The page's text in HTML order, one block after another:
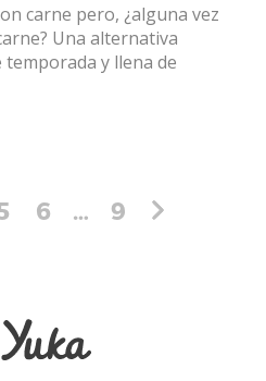
carne pero, ¿alguna vez
Una alternativa
y llena de
6 … 9